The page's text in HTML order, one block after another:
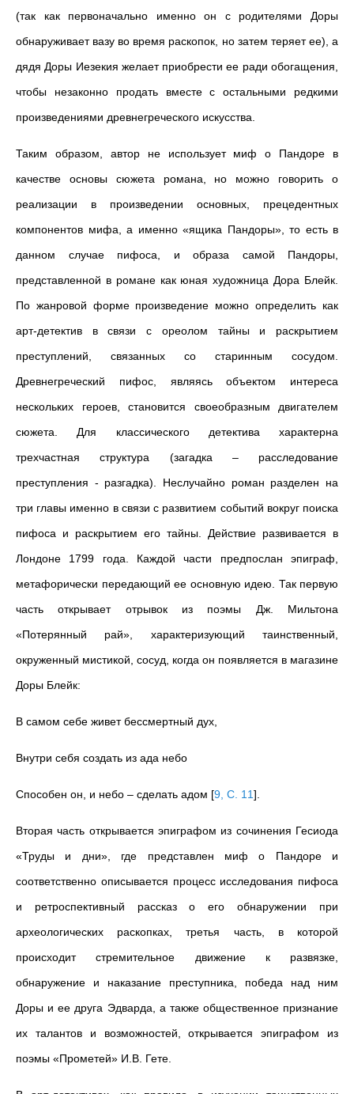
(так как первоначально именно он с родителями Доры
обнаруживает вазу во время раскопок, но затем теряет ее), а
дядя Доры Иезекия желает приобрести ее ради обогащения,
чтобы незаконно продать вместе с остальными редкими
произведениями древнегреческого искусства.
Таким образом, автор не использует миф о Пандоре в
качестве основы сюжета романа, но можно говорить о
реализации в произведении основных, прецедентных
компонентов мифа, а именно «ящика Пандоры», то есть в
данном случае пифоса, и образа самой Пандоры,
представленной в романе как юная художница Дора Блейк.
По жанровой форме произведение можно определить как
арт-детектив в связи с ореолом тайны и раскрытием
преступлений, связанных со старинным сосудом.
Древнегреческий пифос, являясь объектом интереса
нескольких героев, становится своеобразным двигателем
сюжета. Для классического детектива характерна
трехчастная структура (загадка – расследование
преступления - разгадка). Неслучайно роман разделен на
три главы именно в связи с развитием событий вокруг поиска
пифоса и раскрытием его тайны. Действие развивается в
Лондоне 1799 года. Каждой части предпослан эпиграф,
метафорически передающий ее основную идею. Так первую
часть открывает отрывок из поэмы Дж. Мильтона
«Потерянный рай», характеризующий таинственный,
окруженный мистикой, сосуд, когда он появляется в магазине
Доры Блейк:
В самом себе живет бессмертный дух,
Внутри себя создать из ада небо
Способен он, и небо – сделать адом [9, C. 11]
Вторая часть открывается эпиграфом из сочинения Гесиода
«Труды и дни», где представлен миф о Пандоре и
соответственно описывается процесс исследования пифоса
и ретроспективный рассказ о его обнаружении при
археологических раскопках, третья часть, в которой
происходит стремительное движение к развязке,
обнаружение и наказание преступника, победа над ним
Доры и ее друга Эдварда, а также общественное признание
их талантов и возможностей, открывается эпиграфом из
поэмы «Прометей» И.В. Гете.